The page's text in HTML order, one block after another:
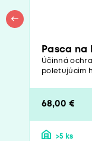
Pasca na
Účinná
poletujúcim
68,00 €
>5 ks